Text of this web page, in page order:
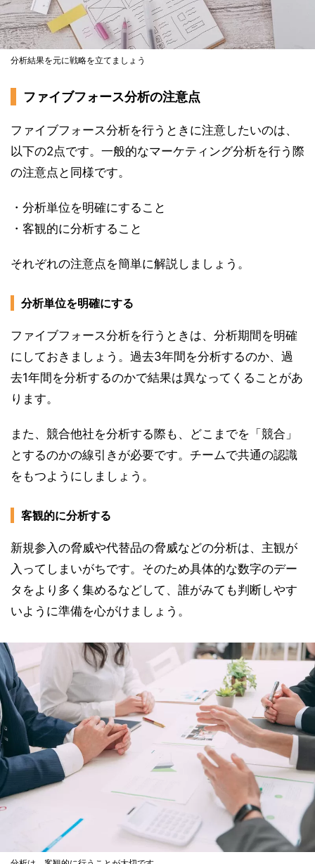
分析結果を元に戦略を立てましょう
ファイブフォース分析の注意点
ファイブフォース分析を行うときに注意したいのは、
以下の2点です。一般的なマーケティング分析を行う際
の注意点と同様です。
・分析単位を明確にすること
・客観的に分析すること
それぞれの注意点を簡単に解説しましょう。
分析単位を明確にする
ファイブフォース分析を行うときは、分析期間を明確
にしておきましょう。過去3年間を分析するのか、過
去1年間を分析するのかで結果は異なってくることがあ
ります。
また、競合他社を分析する際も、どこまでを「競合」
とするのかの線引きが必要です。チームで共通の認識
をもつようにしましょう。
客観的に分析する
新規参入の脅威や代替品の脅威などの分析は、主観が
入ってしまいがちです。そのため具体的な数字のデー
タをより多く集めるなどして、誰がみても判断しやす
いように準備を心がけましょう。